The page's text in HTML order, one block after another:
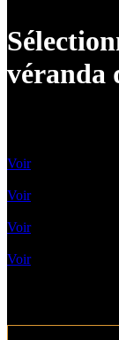
véranda
Voir
Voir
Voir
Voir